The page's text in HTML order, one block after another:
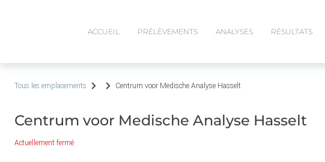
ACCUEIL PRÉLÈVEMENTS ANALYSES RÉSULTATS
Tous les emplacements Centrum voor Medische Analyse Hasselt
Centrum voor Medische Analyse Hasselt
Actuellement fermé